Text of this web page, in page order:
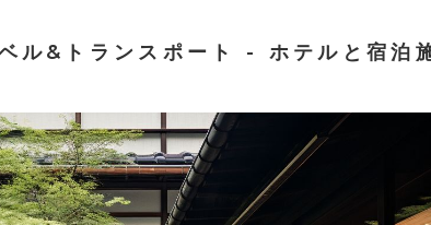
ル&トランスポート - ホテルと宿